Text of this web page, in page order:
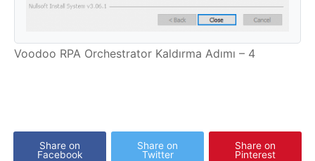
Voodoo RPA Orchestrator Kaldırma Adımı – 4
Share on
Facebook
Share on
Twitter
Share on
Pinterest